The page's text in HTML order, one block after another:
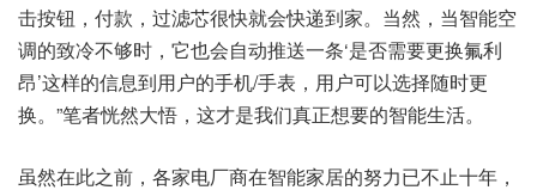
击按钮，付款，过滤芯很快就会快递到家。当然，当智能空
调的致冷不够时，它也会自动推送一条‘是否需要更换氟利
昂’这样的信息到用户的手机/手表，用户可以选择随时更
换。”笔者恍然大悟，这才是我们真正想要的智能生活。
虽然在此之前，各家电厂商在智能家居的努力已不止十年，